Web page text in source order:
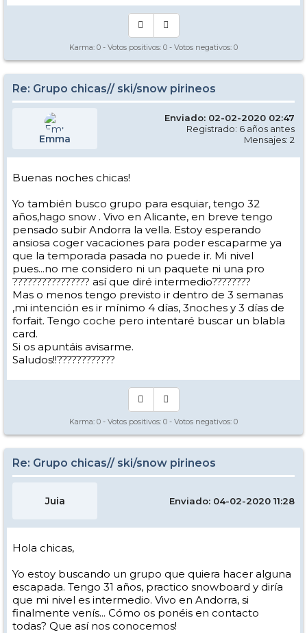
Karma: 0 - Votos positivos: 0 - Votos negativos: 0
Re: Grupo chicas// ski/snow pirineos
Emma
Enviado: 02-02-2020 02:47
Registrado: 6 años antes
Mensajes: 2
Buenas noches chicas!
Yo también busco grupo para esquiar, tengo 32
años,hago snow . Vivo en Alicante, en breve tengo
pensado subir Andorra la vella. Estoy esperando
ansiosa coger vacaciones para poder escaparme ya
que la temporada pasada no puede ir. Mi nivel
pues...no me considero ni un paquete ni una pro
???????????????? así que diré intermedio????????
Mas o menos tengo previsto ir dentro de 3 semanas
,mi intención es ir mínimo 4 días, 3noches y 3 días de
forfait. Tengo coche pero intentaré buscar un blabla
card.
Si os apuntáis avisarme.
Saludos!!????????????
Karma: 0 - Votos positivos: 0 - Votos negativos: 0
Re: Grupo chicas// ski/snow pirineos
Juia Enviado: 04-02-2020 11:28
Hola chicas,
Yo estoy buscando un grupo que quiera hacer alguna
escapada. Tengo 31 años, practico snowboard y diría
que mi nivel es intermedio. Vivo en Andorra, si
finalmente venís... Cómo os ponéis en contacto
todas? Que así nos conocemos!